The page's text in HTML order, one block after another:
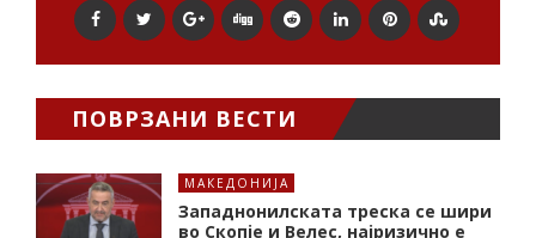
ПОВРЗАНИ ВЕСТИ
МАКЕДОНИЈА
Западнонилската треска се шири
во Скопје и Велес, најризично е